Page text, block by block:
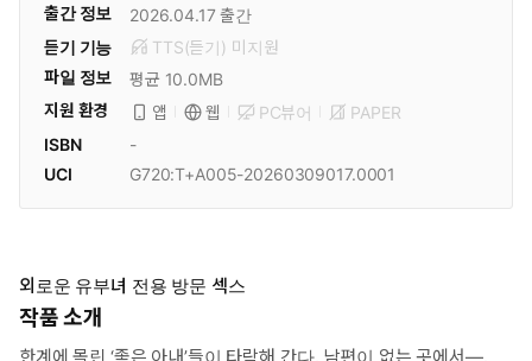
출간 정보
2026.04.17 출간
듣기 기능
TTS(듣기) 미 지원
파일 정보
평균 10.0MB
지원 환경
앱 웹 PC뷰어
PAPER
ISBN
-
UCI
G720:T+A005-20260309017.0001
외로운 유부녀 전용 방문 섹스
작품 소개